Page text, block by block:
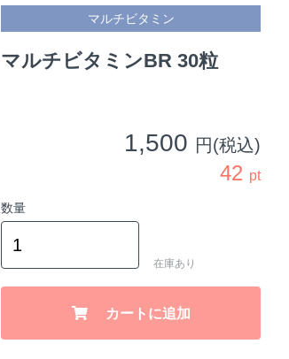
マルチビタミン
マルチビタミンBR 30粒
1,500 円(税込)
42 pt
数量
在庫あり
カートに追加